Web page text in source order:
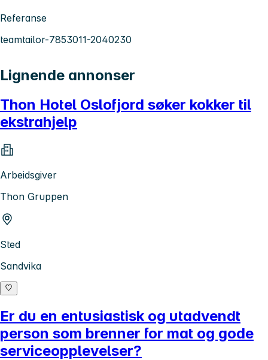
Referanse
teamtailor-7853011-2040230
Lignende annonser
Thon Hotel Oslofjord søker kokker til
ekstrahjelp
Arbeidsgiver
Thon Gruppen
Sted
Sandvika
Er du en entusiastisk og utadvendt
person som brenner for mat og gode
serviceopplevelser?